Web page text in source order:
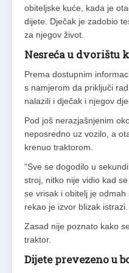
obiteljske kuće, kada je
dijete. Dječak je zadobio
za njegov život.
Nesreća u dvorištu
Prema dostupnim
s namjerom da priključi
nalazili i dječak i njegov
Pod još nerazjašnjenim
neposredno uz vozilo, a
krenuo traktorom.
“Sve se dogodilo u
stroj, nitko nije vidio kad
se vrisak i obitelj je odmah
rekao je izvor blizak istrazi.
Zasad nije poznato kako
traktor.
Dijete prevezeno u